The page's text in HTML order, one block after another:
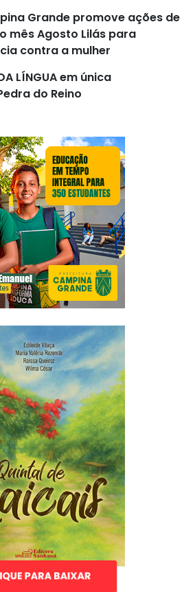
Grande promove ações de
mês Agosto Lilás para
contra a mulher
LÍNGUA em única
do Reino